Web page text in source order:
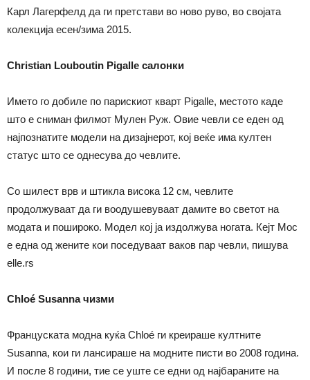
Карл Лагерфелд да ги претстави во ново руво, во својата
колекција есен/зима 2015.
Christian Louboutin Pigalle салонки
Името го добиле по парискиот кварт Pigalle, местото каде
што е сниман филмот Мулен Руж. Овие чевли се еден од
најпознатите модели на дизајнерот, кој веќе има култен
статус што се однесува до чевлите.
Со шилест врв и штикла висока 12 см, чевлите
продолжуваат да ги воодушевуваат дамите во светот на
модата и пошироко. Модел кој ја издолжува ногата. Кејт Мос
е една од жените кои поседуваат ваков пар чевли, пишува
elle.rs
Chloé Susanna чизми
Француската модна куќа Chloé ги креираше култните
Susanna, кои ги лансираше на модните писти во 2008 година.
И после 8 години, тие се уште се едни од најбараните на